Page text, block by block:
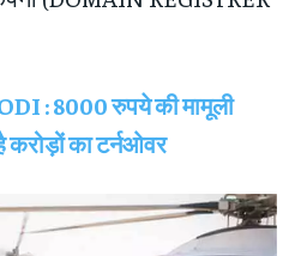
: 8000 रुपये की मामूली
का टर्नओवर